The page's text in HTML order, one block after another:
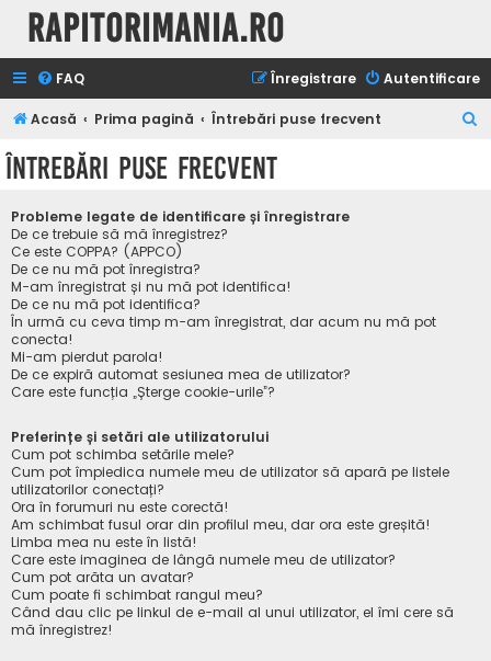
Rapitorimania.ro
FAQ Autentificare
Înregistrare
Acasă Prima pagină Întrebări puse frecvent
Întrebări puse frecvent
Probleme legate de identificare și înregistrare
De ce trebuie să mă înregistrez?
Ce este COPPA? (APPCO)
De ce nu mă pot înregistra?
M-am înregistrat și nu mă pot identifica!
De ce nu mă pot identifica?
În urmă cu ceva timp m-am înregistrat, dar acum nu mă pot
conecta!
Mi-am pierdut parola!
De ce expiră automat sesiunea mea de utilizator?
Care este funcția „Șterge cookie-urile”?
Preferințe și setări ale utilizatorului
Cum pot schimba setările mele?
Cum pot împiedica numele meu de utilizator să apară pe listele
utilizatorilor conectați?
Ora în forumuri nu este corectă!
Am schimbat fusul orar din profilul meu, dar ora este greșită!
Limba mea nu este în listă!
Care este imaginea de lângă numele meu de utilizator?
Cum pot arăta un avatar?
Cum poate fi schimbat rangul meu?
Când dau clic pe linkul de e-mail al unui utilizator, el îmi cere să
mă înregistrez!